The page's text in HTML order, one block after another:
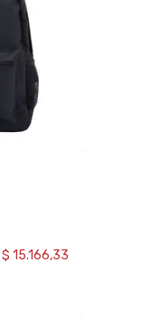
$ 15.166,33